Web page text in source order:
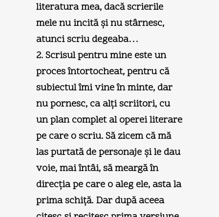
literatura mea, dacă scrierile
mele nu incită şi nu stârnesc,
atunci scriu degeaba…
2. Scrisul pentru mine este un
proces întortocheat, pentru că
subiectul îmi vine în minte, dar
nu pornesc, ca alţi scriitori, cu
un plan complet al operei literare
pe care o scriu. Să zicem că mă
las purtată de personaje şi le dau
voie, mai întâi, să meargă în
direcţia pe care o aleg ele, asta la
prima schiţă. Dar după aceea